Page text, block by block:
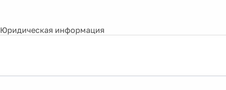
Юридическая информация